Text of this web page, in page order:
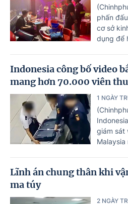
phấn
cơ sở
dụng để
Indonesia công bố video
mang hơn 70.000 viên
1 NGÀY
giám sát
Lĩnh án chung thân khi
ma túy
2 NGÀY